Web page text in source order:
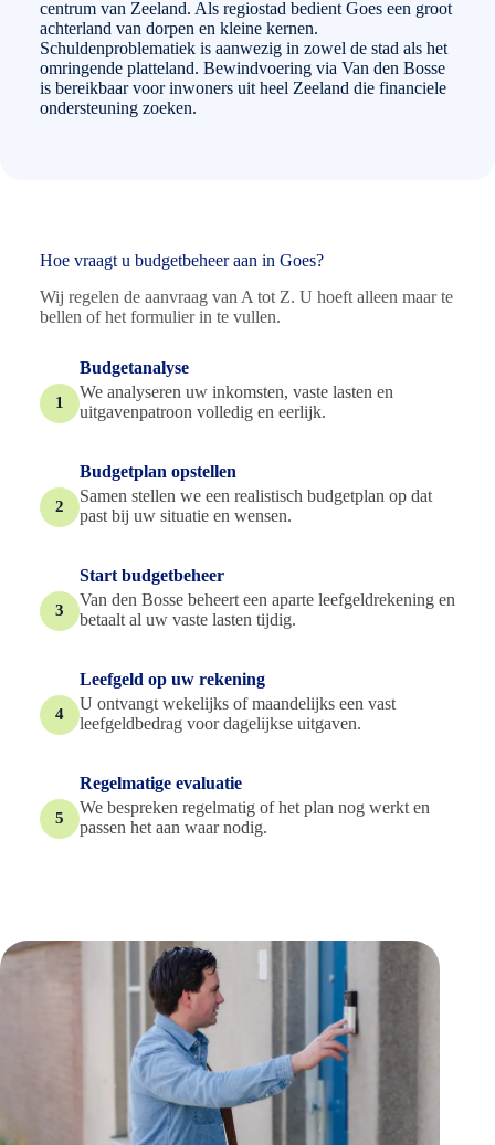
centrum van Zeeland. Als regiostad bedient Goes een groot
achterland van dorpen en kleine kernen.
Schuldenproblematiek is aanwezig in zowel de stad als het
omringende platteland. Bewindvoering via Van den Bosse
is bereikbaar voor inwoners uit heel Zeeland die financiele
ondersteuning zoeken.
Hoe vraagt u budgetbeheer aan in Goes?
Wij regelen de aanvraag van A tot Z. U hoeft alleen maar te
bellen of het formulier in te vullen.
1
Budgetanalyse
We analyseren uw inkomsten, vaste lasten en
uitgavenpatroon volledig en eerlijk.
2
Budgetplan opstellen
Samen stellen we een realistisch budgetplan op dat
past bij uw situatie en wensen.
3
Start budgetbeheer
Van den Bosse beheert een aparte leefgeldrekening en
betaalt al uw vaste lasten tijdig.
4
Leefgeld op uw rekening
U ontvangt wekelijks of maandelijks een vast
leefgeldbedrag voor dagelijkse uitgaven.
5
Regelmatige evaluatie
We bespreken regelmatig of het plan nog werkt en
passen het aan waar nodig.